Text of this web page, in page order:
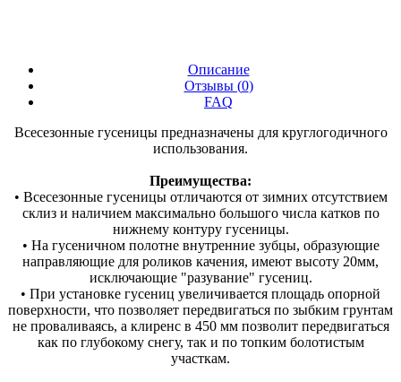
Описание
Отзывы (0)
FAQ
Всесезонные гусеницы предназначены для круглогодичного
использования.
Преимущества:
• Всесезонные гусеницы отличаются от зимних отсутствием
склиз и наличием максимально большого числа катков по
нижнему контуру гусеницы.
• На гусеничном полотне внутренние зубцы, образующие
направляющие для роликов качения, имеют высоту 20мм,
исключающие "разувание" гусениц.
• При установке гусениц увеличивается площадь опорной
поверхности, что позволяет передвигаться по зыбким грунтам
не проваливаясь, а клиренс в 450 мм позволит передвигаться
как по глубокому снегу, так и по топким болотистым
участкам.